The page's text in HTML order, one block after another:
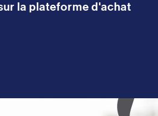
la plateforme d'achat